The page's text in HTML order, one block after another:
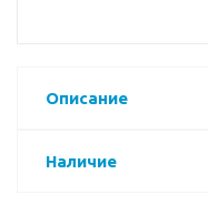
Описание
Наличие